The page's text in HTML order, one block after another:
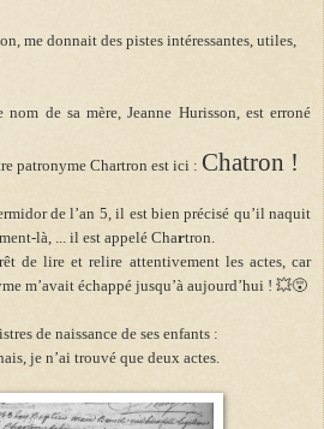
me donnait des pistes intéressantes, utiles,
de sa mère, Jeanne Hurisson, est erroné
patronyme Chartron est ici : Chatron !
de l’an 5, il est bien précisé qu’il naquit
là, ... il est appelé Chartron.
de lire et relire attentivement les actes, car
m’avait échappé jusqu’à aujourd’hui ! 💥😵
de naissance de ses enfants :
je n’ai trouvé que deux actes.